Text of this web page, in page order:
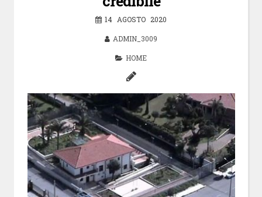
14 AGOSTO 2020
ADMIN_3009
HOME